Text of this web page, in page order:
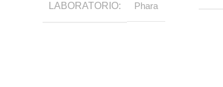
LABORATORIO Phara